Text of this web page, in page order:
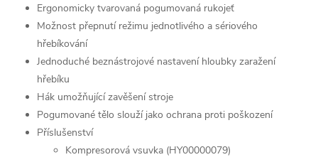
Ergonomicky tvarovaná pogumovaná rukojeť
Možnost přepnutí režimu jednotlivého a sériového
hřebíkování
Jednoduché beznástrojové nastavení hloubky zaražení
hřebíku
Hák umožňující zavěšení stroje
Pogumované tělo slouží jako ochrana proti poškození
Příslušenství
Kompresorová vsuvka (HY00000079)